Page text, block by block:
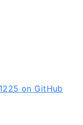
on GitHub